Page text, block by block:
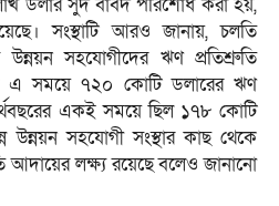
ডলার সুদ বাবদ পরিশোধ করা হয়,
সংস্থাটি আরও জানায়, চলতি
সহযোগীদের ঋণ প্রতিশ্রুতি
এ সময়ে ৭২০ কোটি ডলারের ঋণ
একই সময়ে ছিল ১৭৮ কোটি
উন্নয়ন সহযোগী সংস্থার কাছ থেকে
আদায়ের লক্ষ্য রয়েছে বলেও জানানো